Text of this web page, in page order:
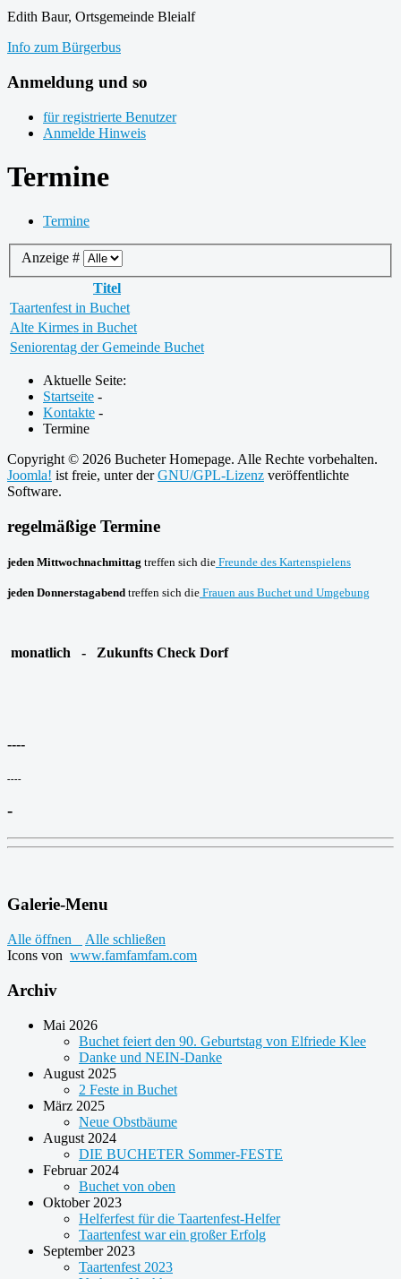
Edith Baur, Ortsgemeinde Bleialf
Info zum Bürgerbus
Anmeldung und so
für registrierte Benutzer
Anmelde Hinweis
Termine
Termine
Anzeige #
Titel
Taartenfest in Buchet
Alte Kirmes in Buchet
Seniorentag der Gemeinde Buchet
Aktuelle Seite:
Startseite -
Kontakte -
Termine
Copyright © 2026 Bucheter Homepage. Alle Rechte vorbehalten.
Joomla! ist freie, unter derGNU/GPL-Lizenz veröffentlichte
Software.
regelmäßige Termine
jeden Mittwochnachmittag treffen sich die Freunde des Kartenspielens
jeden Donnerstagabend treffen sich die Frauen aus Buchet und Umgebung
monatlich - Zukunfts Check Dorf
----
----
-
Galerie-Menu
Alle öffnen
Alle schließen
Icons von www.famfamfam.com
Archiv
Mai 2026
Buchet feiert den 90. Geburtstag von Elfriede Klee
Danke und NEIN-Danke
August 2025
2 Feste in Buchet
März 2025
Neue Obstbäume
August 2024
DIE BUCHETER Sommer-FESTE
Februar 2024
Buchet von oben
Oktober 2023
Helferfest für die Taartenfest-Helfer
Taartenfest war ein großer Erfolg
September 2023
Taartenfest 2023